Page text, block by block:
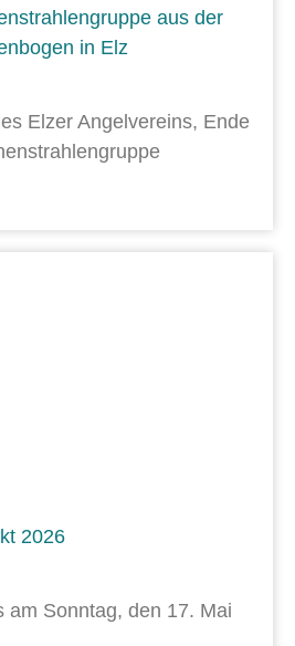
aus der
in Elz
Elzer Angelvereins, Ende
2026
am Sonntag, den 17. Mai